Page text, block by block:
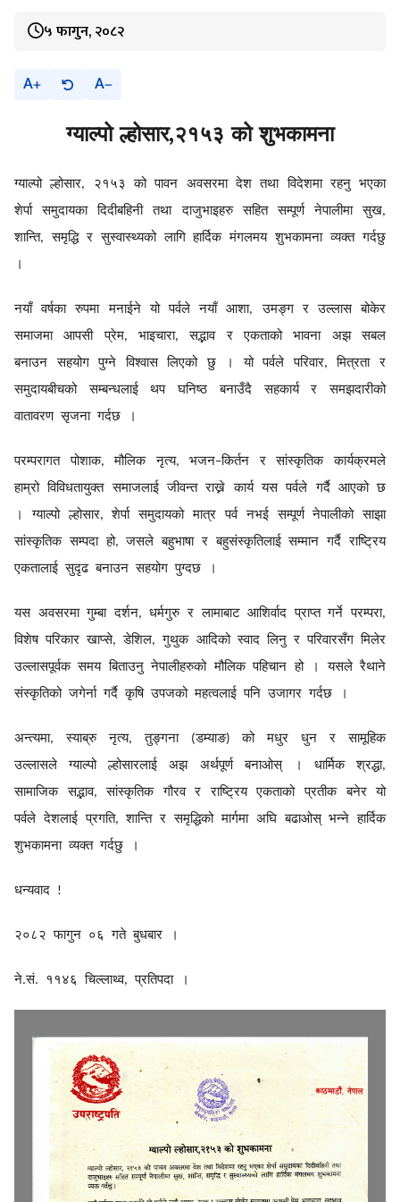
५ फागुन, २०८२
A A
ग्याल्पो ल्होसार,२१५३ को शुभकामना
ग्याल्पो ल्होसार, २१५३ को पावन अवसरमा देश तथा विदेशमा रहनु भएका
शेर्पा
समुदायका दिदीबहिनी तथा दाजुभाइहरु सहित सम्पूर्ण नेपालीमा सुख,
शान्ति,समृद्धि र सुस्वास्थ्यको लागि हार्दिक मंगलमय शुभकामना व्यक्त गर्दछु
।
नयाँ वर्षका रुपमा मनाईने यो पर्वले नयाँ आशा,उमङ्ग र उल्लास
बोकेर
समाजमा
आपसी प्रेम,भाइचारा,सद्भाव र एकताको भावना अझ
सबल
बनाउन
सहयोग पुग्ने विश्वास लिएको छु । यो पर्वले परिवार,मित्रता
र
समुदायबीचको
सम्बन्धलाई थप घनिष्ठ बनाउँदै सहकार्य र
समझदारीको
वातावरण सृजना गर्दछ ।
परम्परागत पोशाक,मौलिक नृत्य,भजन–किर्तन र सांस्कृतिक
कार्यक्रमले
हाम्रो विविधतायुक्त समाजलाई जीवन्त राख्ने कार्य यस पर्वले गर्दै आएको छ
।
ग्याल्पो ल्होसार,शेर्पा समुदायको मात्र पर्व नभई सम्पूर्ण नेपालीको
साझा
सांस्कृतिक सम्पदा हो,जसले बहुभाषा र बहुसंस्कृतिलाई सम्मान गर्दै राष्ट्रिय
एकतालाई सुदृढ बनाउन सहयोग पुग्दछ ।
यस अवसरमा गुम्बा दर्शन,धर्मगुरु र लामाबाट आशिर्वाद प्राप्त गर्ने परम्परा,
विशेष परिकार खाप्से,डेशिल,गुथुक आदिको स्वाद लिनु र परिवारसँग मिलेर
उल्लासपूर्वक समय बिताउनु नेपालीहरुको मौलिक पहिचान हो । यसले रैथाने
संस्कृतिको जगेर्ना गर्दै कृषि उपजको महत्वलाई पनि उजागर गर्दछ ।
अन्त्यमा,स्याब्रु नृत्य,तुङ्गना(डम्याङ)को मधुर धुन र
सामूहिक
उल्लासले
ग्याल्पो ल्होसारलाई अझ अर्थपूर्ण बनाओस् । धार्मिक श्रद्धा,
सामाजिक सद्भाव,सांस्कृतिक गौरव र राष्ट्रिय एकताको प्रतीक बनेर
यो
पर्वले देशलाई प्रगति,शान्ति र समृद्धिको मार्गमा अघि बढाओस् भन्ने हार्दिक
शुभकामना व्यक्त गर्दछु ।
धन्यवाद !
२०८२ फागुन ०६ गते बुधबार ।
ने.सं. ११४६ चिल्लाथ्व,प्रतिपदा ।